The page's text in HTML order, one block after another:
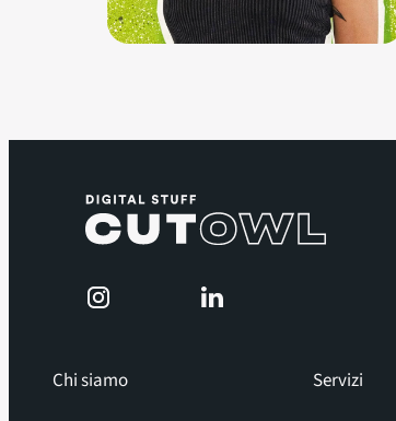
Chi siamo Servizi